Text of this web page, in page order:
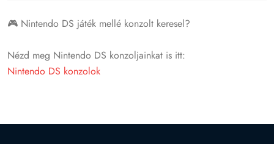
🎮 Nintendo DS játék mellé konzolt keresel?
Nézd meg Nintendo DS konzoljainkat is itt:
Nintendo DS konzolok